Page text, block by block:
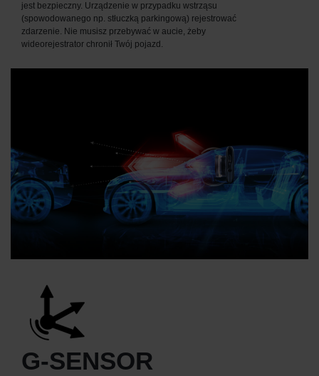
jest bezpieczny. Urządzenie w przypadku wstrząsu
(spowodowanego np. stłuczką parkingową) rejestrować
zdarzenie. Nie musisz przebywać w aucie, żeby
wideorejestrator chronił Twój pojazd.
G-SENSOR